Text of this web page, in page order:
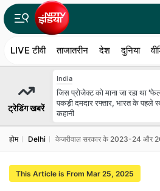
LIVE टीवी ताजातरीन देश दुनिया
ट्रेडिंग खबरें
India
जिस प्रोजेक्ट को माना जा रहा था
पकड़ी दमदार रफ्तार, भारत के पहले
कहानी
होम Delhi केजरीवाल सरकार के 2023-24 और
This Article is From Mar 25, 2025